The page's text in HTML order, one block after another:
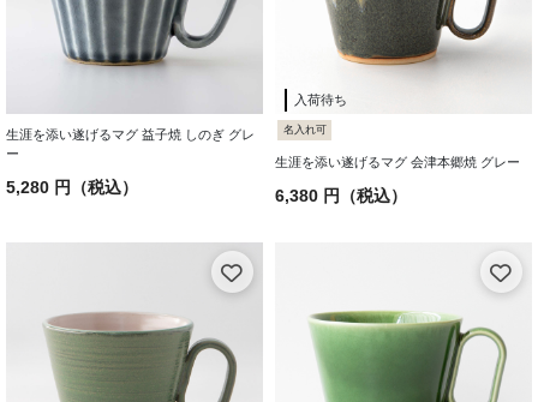
生涯を添い遂げるマグ 益子焼 しのぎ グレ
ー
5,280 円（税込）
入荷待ち
名入れ可
生涯を添い遂げるマグ 会津本郷焼 グレー
6,380 円（税込）